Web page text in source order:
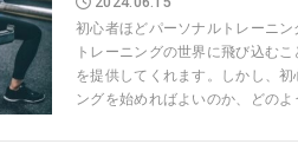
初心者ほどパーソナルトレーニ
トレーニングの世界に飛び込む
を提供してくれます。しかし、
ングを始めればよいのか、どのよ